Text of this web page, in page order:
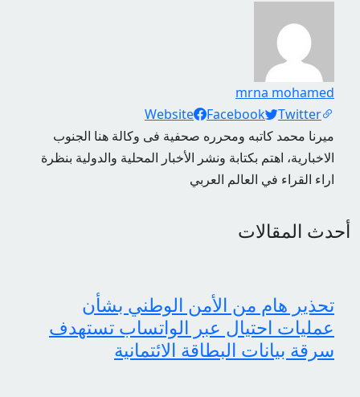
mrna mohamed
Social Links
Website Facebook
Twitter
ميرنا محمد كاتبه ومحرره صحفية فى وكالة هنا الجنوب
الاخبارية، اهتم بكتابة ونشر الأخبار المحلية والدولية بنظرة
اراء القراء في العالم العربي
أحدث المقالات
تحذير هام من الأمن الوطني بشأن
عمليات احتيال عبر الواتساب تستهدف
سرقة بيانات البطاقة الائتمانية